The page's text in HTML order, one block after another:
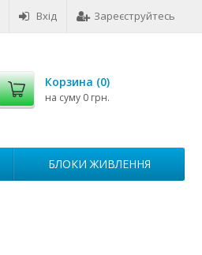
Вхід Зареєструйтесь
Корзина (0)
на суму 0 грн.
БЛОКИ ЖИВЛЕННЯ